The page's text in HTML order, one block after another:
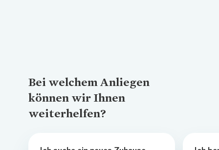
Bei welchem Anliegen
können wir Ihnen
weiterhelfen?